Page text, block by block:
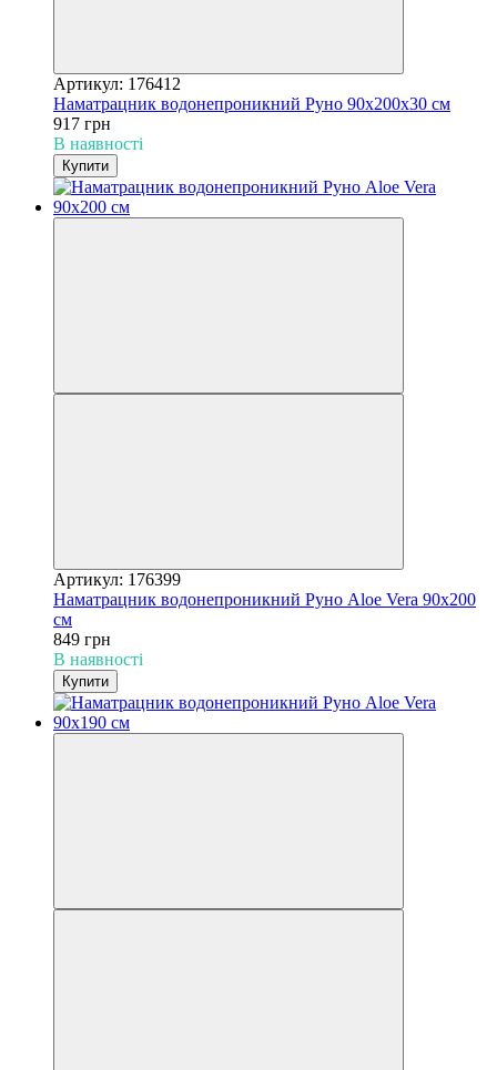
Артикул: 176412
Наматрацник водонепроникний Руно 90х200х30 см
917 грн
В наявності
Купити
Артикул: 176399
Наматрацник водонепроникний Руно Aloe Vera 90х200
см
849 грн
В наявності
Купити